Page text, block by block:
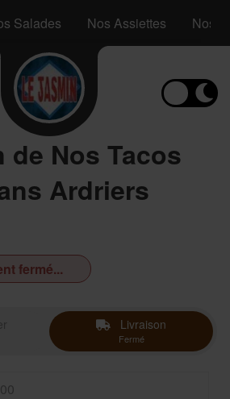
Salades Nos Assiettes Nos
de Nos Tacos
Ardriers
fermé...
Livraison
Fermé